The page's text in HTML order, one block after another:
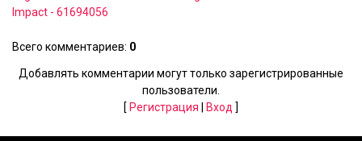
Impact - 61694056
Всего комментариев: 0
Добавлять комментарии могут только зарегистрированные
пользователи.
[ Регистрация Вход ]